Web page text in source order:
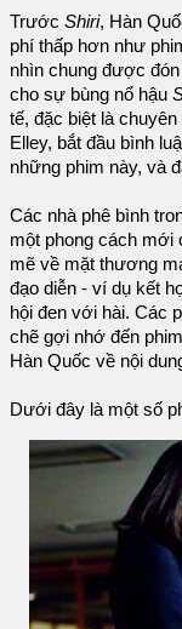
Trước Shiri, Hàn
phí thấp hơn như
nhìn chung được
cho sự bùng nổ hậu
tế, đặc biệt là
Elley, bắt đầu bình
những phim này, và
Các nhà phê bình
một phong cách mới
mẽ về mặt thương
đạo diễn - ví dụ kết
hội đen với hài. Các
chẽ gợi nhớ đến
Hàn Quốc về nội
Dưới đây là một số